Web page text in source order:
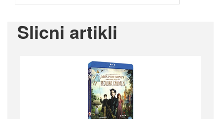
Slicni artikli